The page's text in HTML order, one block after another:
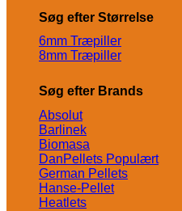
Søg efter Størrelse
6mm Træpiller
8mm Træpiller
Søg efter Brands
Absolut
Barlinek
Biomasa
DanPellets
German Pellets
Hanse-Pellet
Heatlets